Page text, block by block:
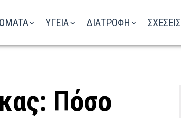
ΥΓΕΙΑ ΔΙΑΤΡΟΦΗ ΣΧΕΣΕΙΣ
ΤΟ ΡΑΔΙΟΦΩΝΟ
Πόσο